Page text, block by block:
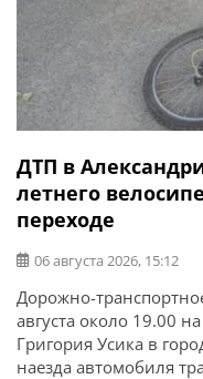
ДТП в
летнего
переходе
06 августа 2026, 15:12
Дорожно-
августа около 19.00
Григория Усика в
наезда автомобиля